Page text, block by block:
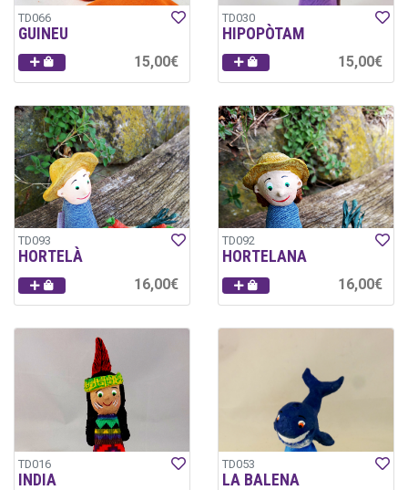
TD066
GUINEU
15,00€
TD030
HIPOPÒTAM
15,00€
TD093
HORTELÀ
16,00€
TD092
HORTELANA
16,00€
TD016
INDIA
TD053
LA BALENA